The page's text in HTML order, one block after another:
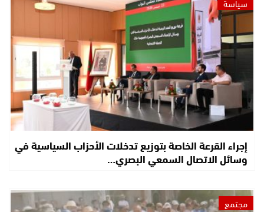
إجراء القرعة الخاصة بتوزيع تدخلات الأحزاب السياسية في
وسائل الاتصال السمعي البصري…
مجتمع